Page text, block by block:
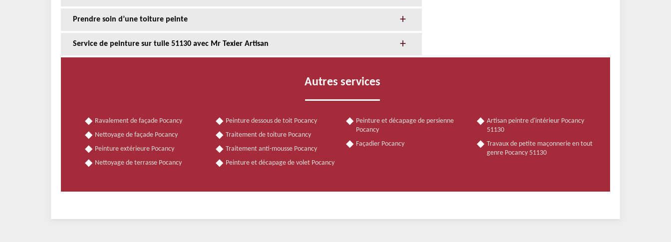
Prendre soin d’une toiture peinte
Service de peinture sur tuile 51130 avec Mr Texier Artisan
Autres services
Ravalement de façade Pocancy
Nettoyage de façade Pocancy
Peinture extérieure Pocancy
Nettoyage de terrasse Pocancy
Peinture dessous de toit Pocancy
Traitement de toiture Pocancy
Traitement anti-mousse Pocancy
Peinture et décapage de volet Pocancy
Peinture et décapage de persienne
Pocancy
Façadier Pocancy
Artisan peintre d'intérieur Pocancy
51130
Travaux de petite maçonnerie en tout
genre Pocancy 51130